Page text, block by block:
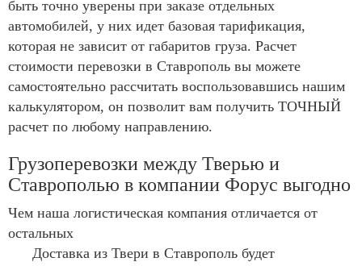
быть точно уверены при заказе отдельных
автомобилей, у них идет базовая тарификация,
которая не зависит от габаритов груза. Расчет
стоимости перевозки в Ставрополь вы можете
самостоятельно рассчитать воспользовавшись нашим
калькулятором, он позволит вам получить ТОЧНЫЙ
расчет по любому направлению.
Грузоперевозки между Тверью и
Ставрополью в компании Форус выгодно
Чем наша логистическая компания отличается от
остальных
Доставка из Твери в Ставрополь будет